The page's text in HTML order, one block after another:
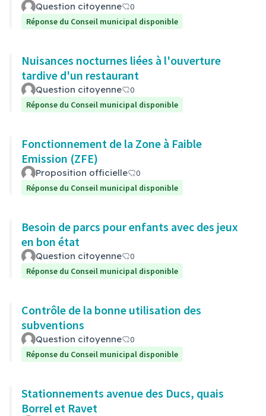
Question citoyenne
0
Réponse du Conseil municipal disponible
Nuisances nocturnes liées à l'ouverture
tardive d'un restaurant
Question citoyenne
0
Réponse du Conseil municipal disponible
Fonctionnement de la Zone à Faible
Emission (ZFE)
Proposition officielle
0
Réponse du Conseil municipal disponible
Besoin de parcs pour enfants avec des jeux
en bon état
Question citoyenne
0
Réponse du Conseil municipal disponible
Contrôle de la bonne utilisation des
subventions
Question citoyenne
0
Réponse du Conseil municipal disponible
Stationnements avenue des Ducs, quais
Borrel et Ravet